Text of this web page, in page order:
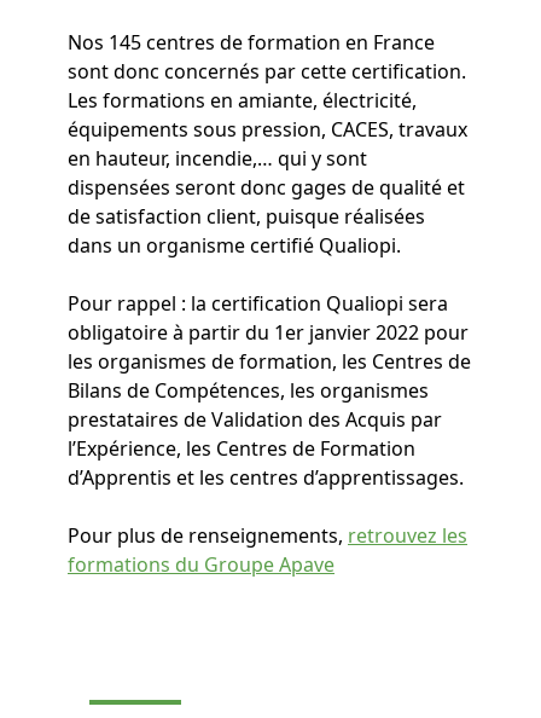
Nos 145 centres de formation en France
sont donc concernés par cette certification.
Les formations en amiante, électricité,
équipements sous pression, CACES, travaux
en hauteur, incendie,… qui y sont
dispensées seront donc gages de qualité et
de satisfaction client, puisque réalisées
dans un organisme certifié Qualiopi.
Pour rappel : la certification Qualiopi sera
obligatoire à partir du 1er janvier 2022 pour
les organismes de formation, les Centres de
Bilans de Compétences, les organismes
prestataires de Validation des Acquis par
l’Expérience, les Centres de Formation
d’Apprentis et les centres d’apprentissages.
Pour plus de renseignements, retrouvez les
formations du Groupe Apave